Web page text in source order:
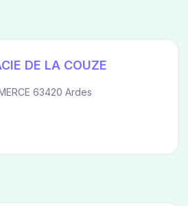
DE LA COUZE
63420 Ardes